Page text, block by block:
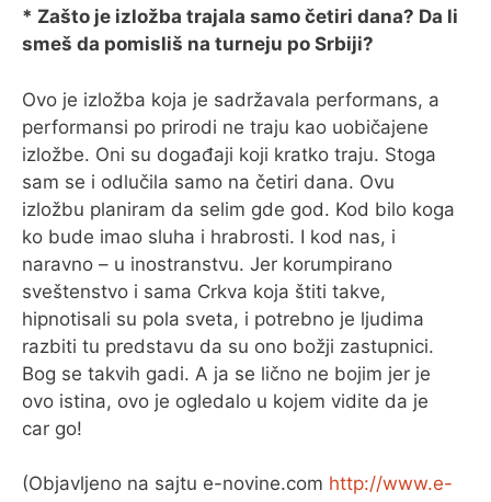
* Zašto je izložba trajala samo četiri dana? Da li
smeš da pomisliš na turneju po Srbiji?
Ovo je izložba koja je sadržavala performans, a
performansi po prirodi ne traju kao uobičajene
izložbe. Oni su događaji koji kratko traju. Stoga
sam se i odlučila samo na četiri dana. Ovu
izložbu planiram da selim gde god. Kod bilo koga
ko bude imao sluha i hrabrosti. I kod nas, i
naravno – u inostranstvu. Jer korumpirano
sveštenstvo i sama Crkva koja štiti takve,
hipnotisali su pola sveta, i potrebno je ljudima
razbiti tu predstavu da su ono božji zastupnici.
Bog se takvih gadi. A ja se lično ne bojim jer je
ovo istina, ovo je ogledalo u kojem vidite da je
car go!
(Objavljeno na sajtu e-novine.com http://www.e-